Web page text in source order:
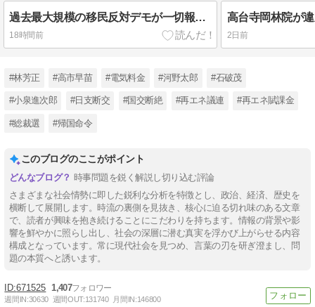
過去最大規模の移民反対デモが一切報道されず！全国知事会『外国人は日本人と同じ生活者で、地域の担い手…多文化共生実現への提言』政府などに提出←報道される
18時間前 2日前
#林芳正 #高市早苗 #電気料金 #河野太郎 #石破茂
#小泉進次郎 #日支断交 #国交断絶 #再エネ議連 #再エネ賦課金
#総裁選 #帰国命令
このブログのここがポイント
時事問題を鋭く解説し切り込む評論
さまざまな社会情勢に即した鋭利な分析を特徴とし、政治、経済、歴史を
横断して展開します。時流の裏側を見抜き、核心に迫る切れ味のある文章
で、読者が興味を抱き続けることにこだわりを持ちます。情報の背景や影
響を鮮やかに照らし出し、社会の深層に潜む真実を浮かび上がらせる内容
構成となっています。常に現代社会を見つめ、言葉の刃を研ぎ澄まし、問
題の本質へと誘います。
671525 1,407
週間IN:30630 週間OUT:131740 月間IN:146800